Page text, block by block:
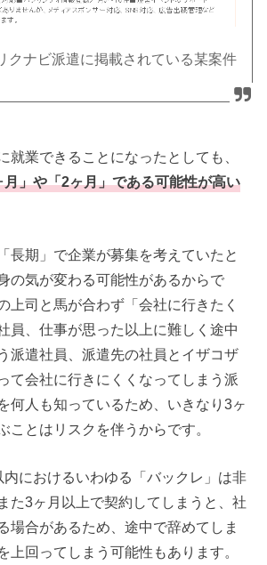
クナビ派遣に掲載されている某案件
就業できることになったとしても、
」や「2ヶ月」である可能性が高い
長期」で企業が募集を考えていたと
の気が変わる可能性があるからで
上司と馬が合わず「会社に行きたく
員、仕事が思った以上に難しく途中
派遣社員、派遣先の社員とイザコザ
て会社に行きにくくなってしまう派
何人も知っているため、いきなり3ヶ
ことはリスクを伴うからです。
におけるいわゆる「バックレ」は非
た3ヶ月以上で契約してしまうと、社
場合があるため、途中で辞めてしま
上回ってしまう可能性もあります。